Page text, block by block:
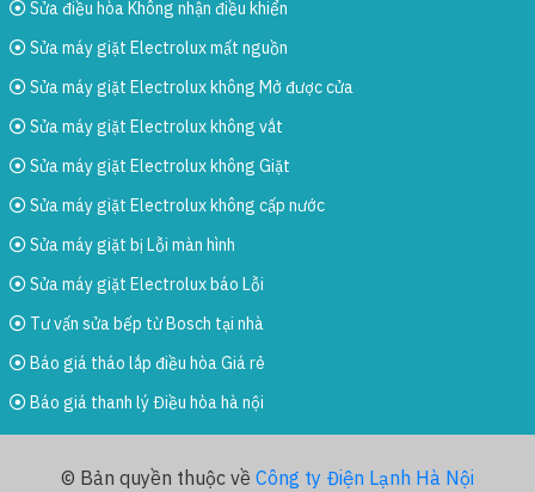
Sửa điều hòa Không nhận điều khiển
Sửa máy giặt Electrolux mất nguồn
Sửa máy giặt Electrolux không Mở được cửa
Sửa máy giặt Electrolux không vắt
Sửa máy giặt Electrolux không Giặt
Sửa máy giặt Electrolux không cấp nước
Sửa máy giặt bị Lỗi màn hình
Sửa máy giặt Electrolux báo Lỗi
Tư vấn sửa bếp từ Bosch tại nhà
Báo giá tháo lắp điều hòa Giá rẻ
Báo giá thanh lý Điều hòa hà nội
© Bản quyền thuộc về Công ty Điện Lạnh Hà Nội